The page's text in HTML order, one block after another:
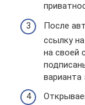
После
ссылку
на своей
варианта